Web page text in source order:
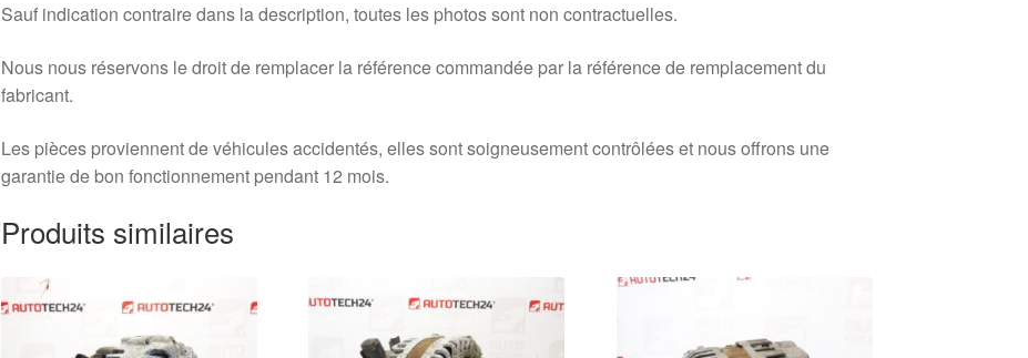
Sauf indication contraire dans la description, toutes les photos sont non contractuelles.
Nous nous réservons le droit de remplacer la référence commandée par la référence de remplacement du
fabricant.
Les pièces proviennent de véhicules accidentés, elles sont soigneusement contrôlées et nous offrons une
garantie de bon fonctionnement pendant 12 mois.
Produits similaires